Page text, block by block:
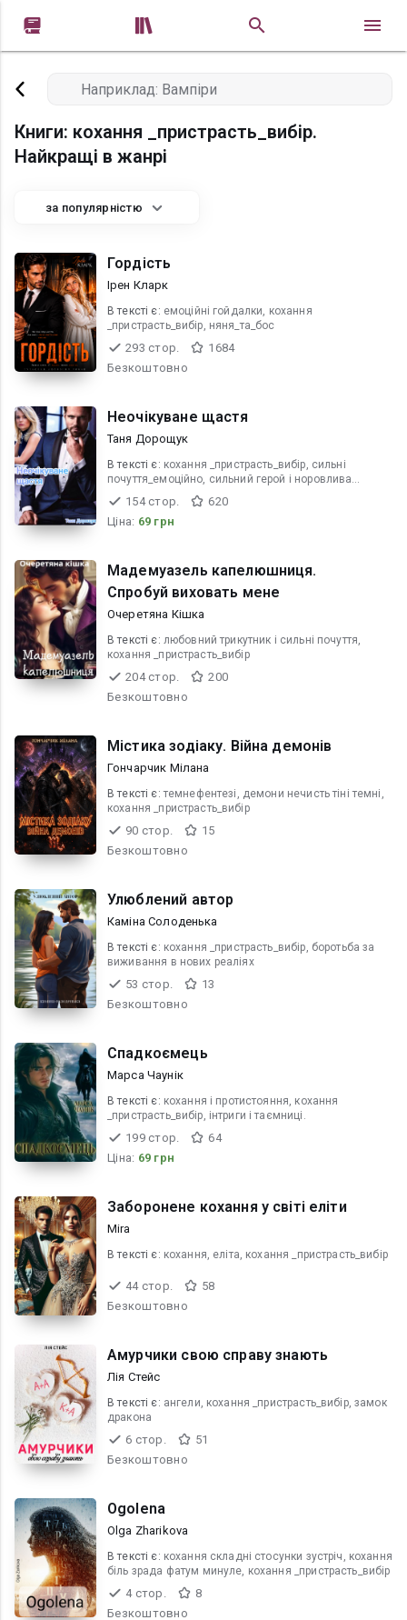
 
Книги: кохання _пристрасть_вибір.
Найкращі в жанрі
за популярністю
Гордість
Ірен Кларк
В текcті є: емоційні гойдалки, кохання
_пристрасть_вибір, няня_та_бос
293 стор.
1684
Безкоштовно
Неочікуване щастя
Таня Дорощук
В текcті є: кохання _пристрасть_вибір, сильні
почуття_емоційно, сильний герой і норовлива
героїня
154 стор.
620
Ціна: 69 грн
Мадемуазель капелюшниця.
Спробуй виховать мене
Очеретяна Кішка
В текcті є: любовний трикутник і сильні почуття,
кохання _пристрасть_вибір
204 стор.
200
Безкоштовно
Містика зодіаку. Війна демонів
Гончарчик Мілана
В текcті є:темнефентезі, демони нечисть тіні темні,
кохання _пристрасть_вибір
90 стор.
15
Безкоштовно
Улюблений автор
Каміна Солоденька
В текcті є: кохання _пристрасть_вибір, боротьба за
виживання в нових реаліях
53 стор.
13
Безкоштовно
Спадкоємець
Марса Чаунік
В текcті є: кохання і протистояння, кохання
_пристрасть_вибір, інтриги і таємниці.
199 стор.
64
Ціна: 69 грн
Заборонене кохання у світі еліти
Mira
В текcті є: кохання, еліта, кохання _пристрасть_вибір
44 стор.
58
Безкоштовно
Амурчики свою справу знають
Лія Стейс
В текcті є: ангели, кохання _пристрасть_вибір, замок
дракона
6 стор.
51
Безкоштовно
Оgolena
Olga Zharikova
В текcті є: кохання складні стосунки зустріч, кохання
біль зрада фатум минуле, кохання _пристрасть_вибір
4 стор.
8
Безкоштовно